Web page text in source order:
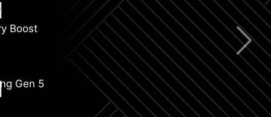
Boost
Gen 5